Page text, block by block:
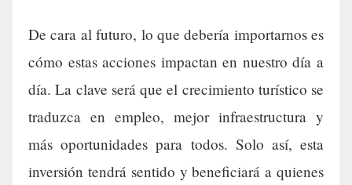
De cara al futuro, lo que debería importarnos es
cómo estas acciones impactan en nuestro día a
día. La clave será que el crecimiento turístico se
traduzca en empleo, mejor infraestructura y
más oportunidades para todos. Solo así, esta
inversión tendrá sentido y beneficiará a quienes